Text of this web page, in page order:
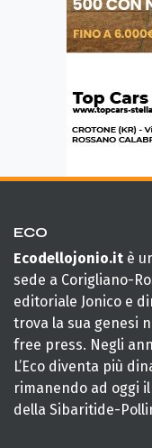
ECO
Ecodellojonio.it è
sede a Corigliano-
editoriale Jonico e
trova la sua genesi
free press. Negli
L’Eco diventa più
rimanendo ad oggi
della Sibaritide-